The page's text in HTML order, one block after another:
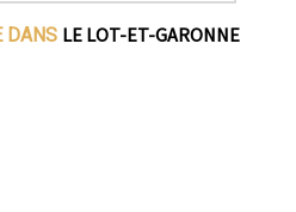
DANS LE LOT-ET-GARONNE